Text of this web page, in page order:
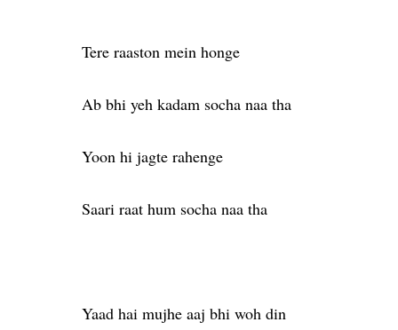
Tere raaston mein honge
Ab bhi yeh kadam socha naa tha
Yoon hi jagte rahenge
Saari raat hum socha naa tha
Yaad hai mujhe aaj bhi woh din